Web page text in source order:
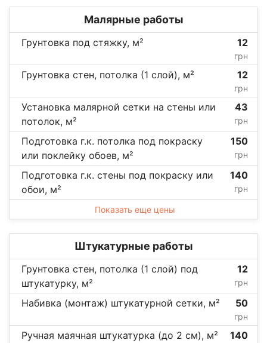
Малярные работы
Грунтовка под стяжку, м² 12
грн
Грунтовка стен, потолка (1 слой), м² 12
грн
Установка малярной сетки на стены или
потолок, м²
43
грн
Подготовка г.к. потолка под покраску
или поклейку обоев, м²
150
грн
Подготовка г.к. стены под покраску или
обои, м²
140
грн
Показать еще цены
Штукатурные работы
Грунтовка стен, потолка (1 слой) под
штукатурку, м²
12
грн
Набивка (монтаж) штукатурной сетки, м² 50
грн
Ручная маячная штукатурка (до 2 см), м² 140